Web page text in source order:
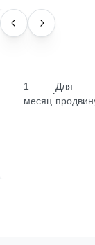
НАВЫК
1
месяц
·
Для